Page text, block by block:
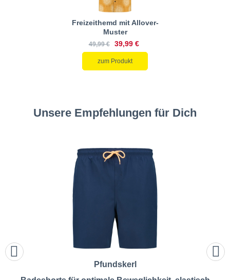
Freizeithemd mit Allover-
Muster
49,99 € 39,99 €
zum Produkt
Unsere Empfehlungen für Dich
Pfundskerl